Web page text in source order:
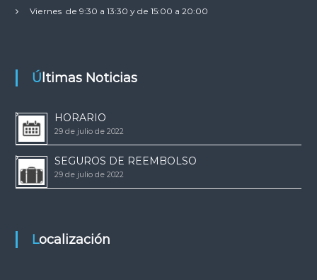
Viernes de 9:30 a 13:30 y de 15:00 a 20:00
Últimas Noticias
HORARIO
29 de julio de 2022
SEGUROS DE REEMBOLSO
29 de julio de 2022
Localización